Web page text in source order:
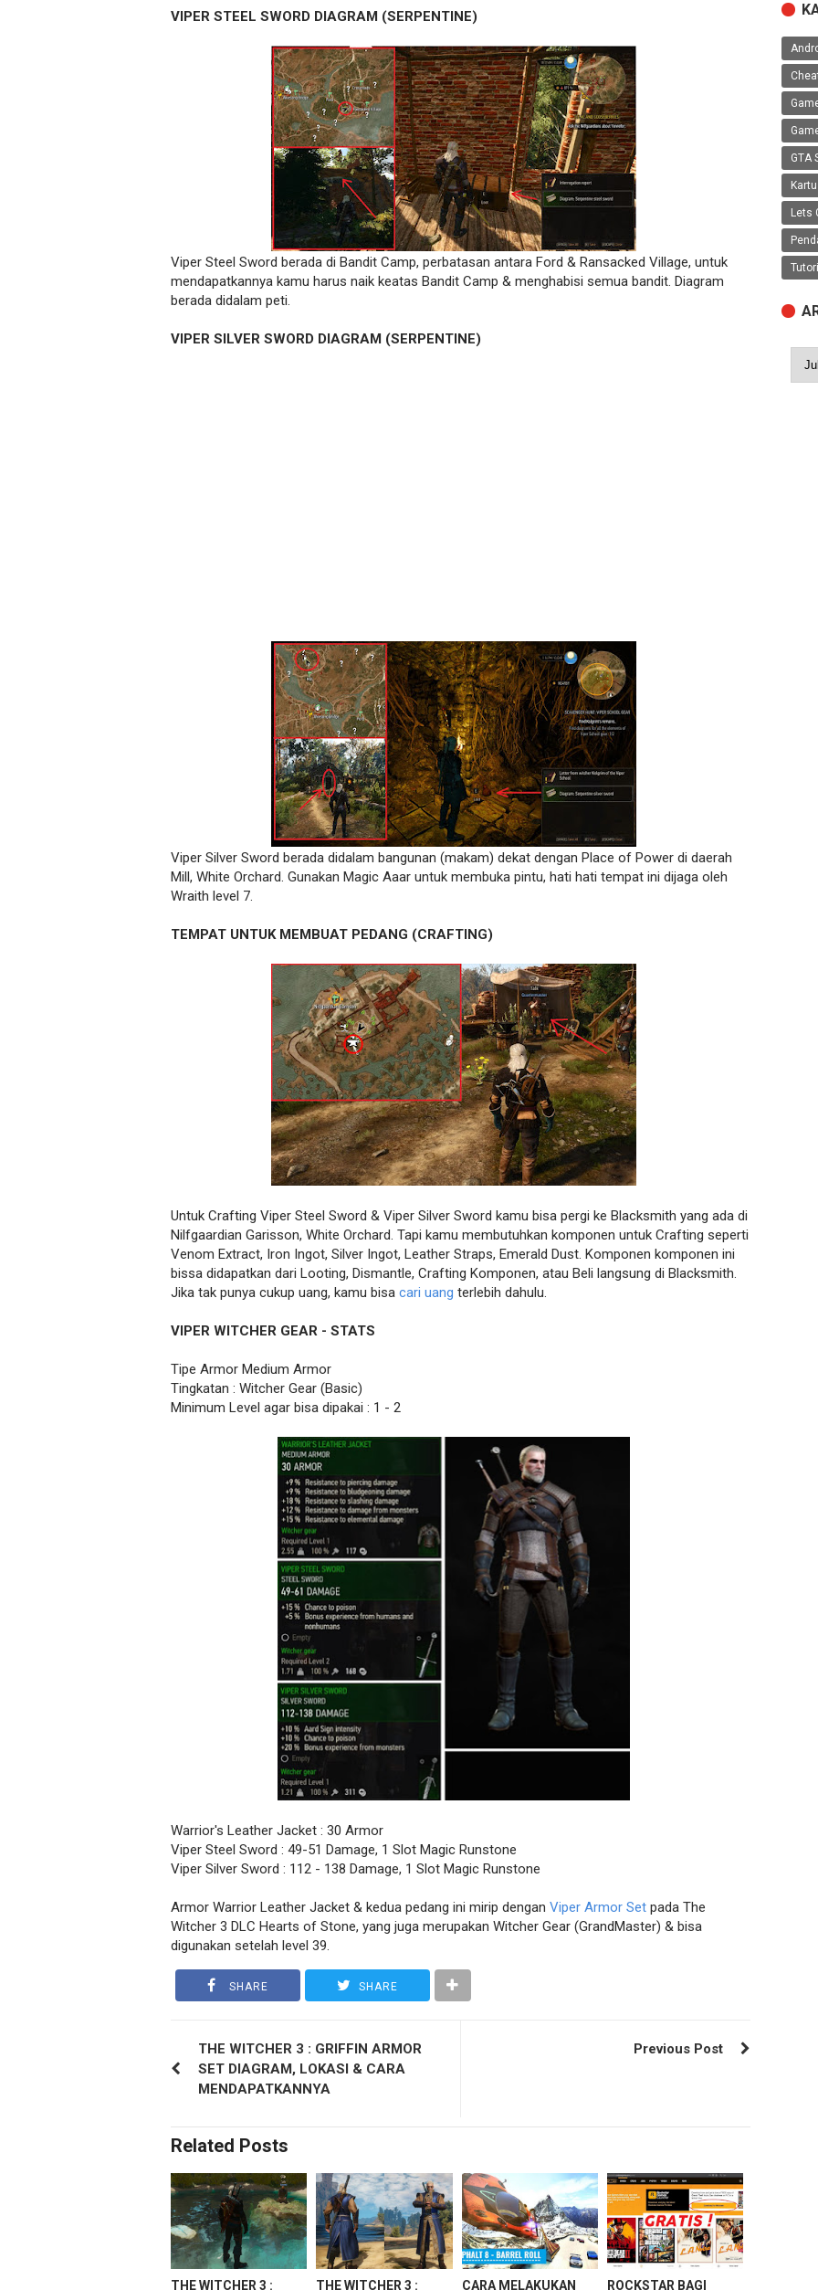
VIPER STEEL SWORD DIAGRAM (SERPENTINE)
Viper Steel Sword berada di Bandit Camp, perbatasan antara Ford & Ransacked Village, untuk
mendapatkannya kamu harus naik keatas Bandit Camp & menghabisi semua bandit. Diagram
berada didalam peti.
VIPER SILVER SWORD DIAGRAM (SERPENTINE)
Viper Silver Sword berada didalam bangunan (makam) dekat dengan Place of Power di daerah
Mill, White Orchard. Gunakan Magic Aaar untuk membuka pintu, hati hati tempat ini dijaga oleh
Wraith level 7.
TEMPAT UNTUK MEMBUAT PEDANG (CRAFTING)
Untuk Crafting Viper Steel Sword & Viper Silver Sword kamu bisa pergi ke Blacksmith yang ada di
Nilfgaardian Garisson, White Orchard. Tapi kamu membutuhkan komponen untuk Crafting seperti
Venom Extract, Iron Ingot, Silver Ingot, Leather Straps, Emerald Dust. Komponen komponen ini
bissa didapatkan dari Looting, Dismantle, Crafting Komponen, atau Beli langsung di Blacksmith.
Jika tak punya cukup uang, kamu bisa cari uang terlebih dahulu.
VIPER WITCHER GEAR - STATS
Tipe Armor Medium Armor
Tingkatan : Witcher Gear (Basic)
Minimum Level agar bisa dipakai : 1 - 2
Warrior's Leather Jacket : 30 Armor
Viper Steel Sword : 49-51 Damage, 1 Slot Magic Runstone
Viper Silver Sword : 112 - 138 Damage, 1 Slot Magic Runstone
Armor Warrior Leather Jacket & kedua pedang ini mirip dengan Viper Armor Set pada The
Witcher 3 DLC Hearts of Stone, yang juga merupakan Witcher Gear (GrandMaster) & bisa
digunakan setelah level 39.
SHARE SHARE
THE WITCHER 3 : GRIFFIN ARMOR
SET DIAGRAM, LOKASI & CARA
MENDAPATKANNYA
Previous Post
Related Posts
THE WITCHER 3 : THE WITCHER 3 : CARA MELAKUKAN ROCKSTAR BAGI
GTA
Lets